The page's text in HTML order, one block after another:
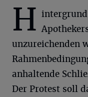
H
unzureichenden
anhaltende
Der Protest soll